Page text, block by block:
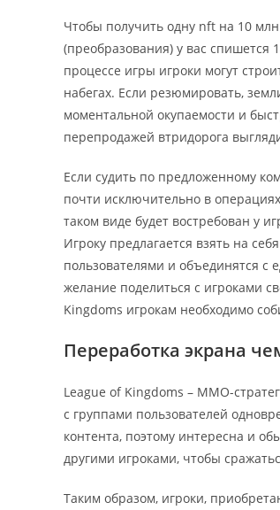
Чтобы получить одну nft на 10
(преобразования) у вас
процессе игры игроки могут
набегах. Если резюмировать,
моментальной окупаемости и
перепродажей втридорога
Если судить по предложенному
почти исключительно в
таком виде будет востребован у
Игроку предлагается взять на
пользователями и объединятся
желание поделиться с игроками
Kingdoms игрокам необходимо
Переработка экрана
League of Kingdoms – MMO-
с группами пользователей
контента, поэтому интересна и
другими игроками, чтобы
Таким образом, игроки,